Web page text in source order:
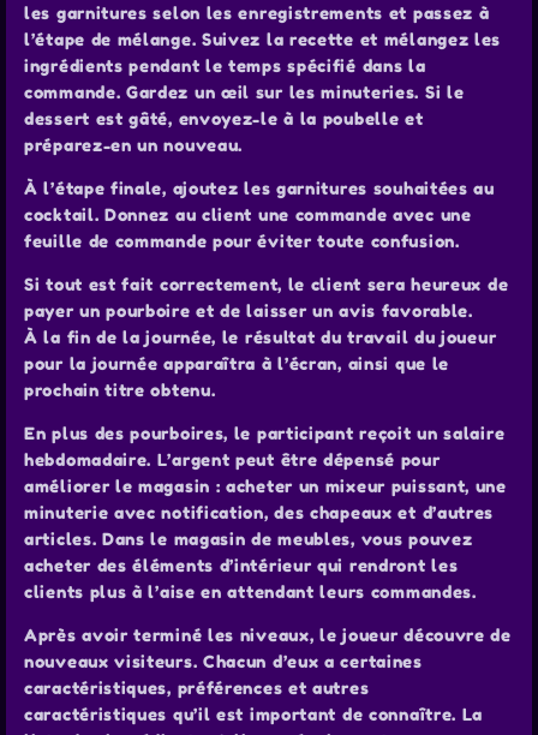
les garnitures selon les enregistrements et passez à
l’étape de mélange. Suivez la recette et mélangez les
ingrédients pendant le temps spécifié dans la
commande. Gardez un œil sur les minuteries. Si le
dessert est gâté, envoyez-le à la poubelle et
préparez-en un nouveau.
À l’étape finale, ajoutez les garnitures souhaitées au
cocktail. Donnez au client une commande avec une
feuille de commande pour éviter toute confusion.
Si tout est fait correctement, le client sera heureux de
payer un pourboire et de laisser un avis favorable.
À la fin de la journée, le résultat du travail du joueur
pour la journée apparaîtra à l’écran, ainsi que le
prochain titre obtenu.
En plus des pourboires, le participant reçoit un salaire
hebdomadaire. L’argent peut être dépensé pour
améliorer le magasin : acheter un mixeur puissant, une
minuterie avec notification, des chapeaux et d’autres
articles. Dans le magasin de meubles, vous pouvez
acheter des éléments d’intérieur qui rendront les
clients plus à l’aise en attendant leurs commandes.
Après avoir terminé les niveaux, le joueur découvre de
nouveaux visiteurs. Chacun d’eux a certaines
caractéristiques, préférences et autres
caractéristiques qu’il est important de connaître. La